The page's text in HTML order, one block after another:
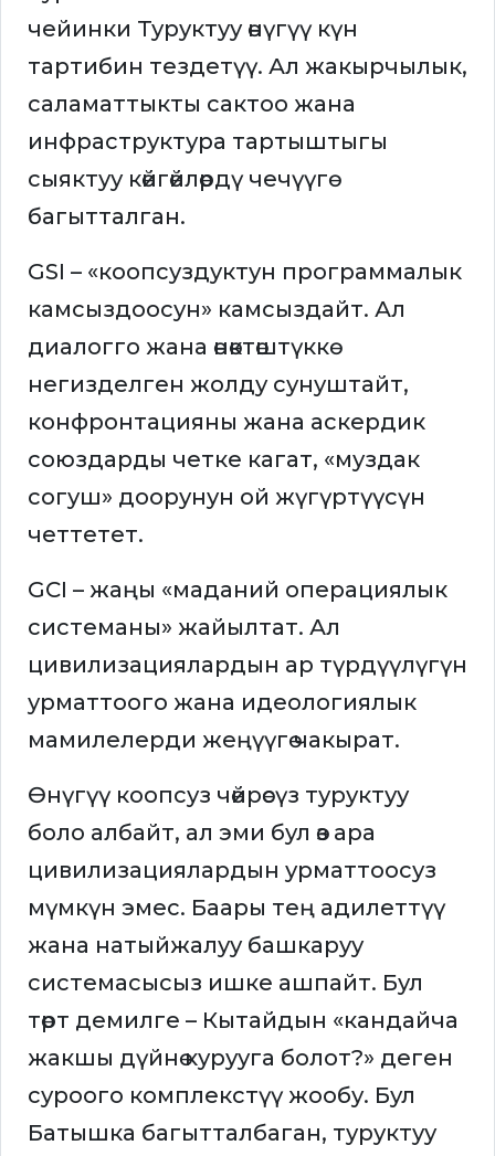
чейинки Туруктуу өнүгүү күн
тартибин тездетүү. Ал жакырчылык,
саламаттыкты сактоо жана
инфраструктура тартыштыгы
сыяктуу көйгөйлөрдү чечүүгө
багытталган.
GSI – «коопсуздуктун программалык
камсыздоосун» камсыздайт. Ал
диалогго жана өнөктөштүккө
негизделген жолду сунуштайт,
конфронтацияны жана аскердик
союздарды четке кагат, «муздак
согуш» доорунун ой жүгүртүүсүн
четтетет.
GCI – жаңы «маданий операциялык
системаны» жайылтат. Ал
цивилизациялардын ар түрдүүлүгүн
урматтоого жана идеологиялык
мамилелерди жеңүүгө чакырат.
Өнүгүү коопсуз чөйрөсүз туруктуу
боло албайт, ал эми бул өз ара
цивилизациялардын урматтоосуз
мүмкүн эмес. Баары тең адилеттүү
жана натыйжалуу башкаруу
системасысыз ишке ашпайт. Бул
төрт демилге – Кытайдын «кандайча
жакшы дүйнө курууга болот?» деген
суроого комплекстүү жообу. Бул
Батышка багытталбаган, туруктуу